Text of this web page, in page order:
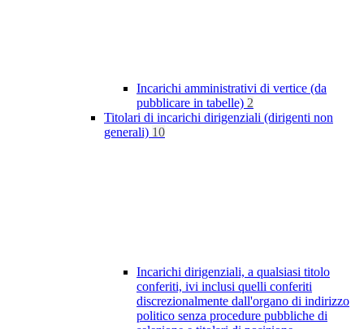
Incarichi amministrativi di vertice (da
pubblicare in tabelle) 2
Titolari di incarichi dirigenziali (dirigenti non
generali) 10
Incarichi dirigenziali, a qualsiasi titolo
conferiti, ivi inclusi quelli conferiti
discrezionalmente dall'organo di indirizzo
politico senza procedure pubbliche di